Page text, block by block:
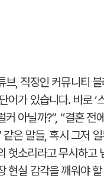
브, 직장인 커뮤니티
어가 있습니다. 바로 ‘
커 아닐까?”, “결혼 전
은 말들, 혹시 그저
헛소리라고 무시하고
현실 감각을 깨워야